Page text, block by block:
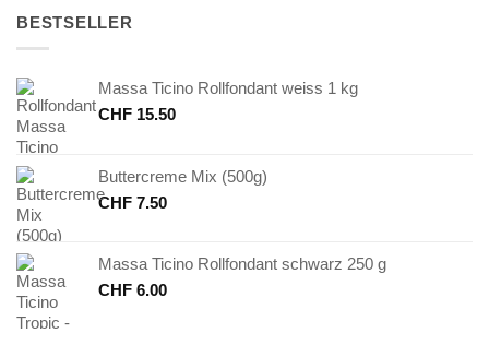
BESTSELLER
Massa Ticino Rollfondant weiss 1 kg
CHF 15.50
Buttercreme Mix (500g)
CHF 7.50
Massa Ticino Rollfondant schwarz 250 g
CHF 6.00